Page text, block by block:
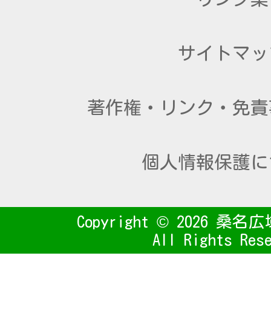
サイトマ
著作権・リンク・免
個人情報保護
Copyright © 2026 桑名
All Rights